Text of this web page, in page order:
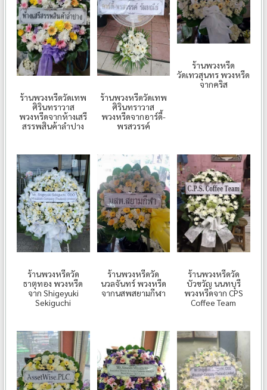
ร้านพวงหรีดวัดเทพ
ศิรินทราวาส
พวงหรีดจากห้างเสรี
สรรพสินค้าลำปาง
ร้านพวงหรีดวัดเทพ
ศิรินทราวาส
พวงหรีดจากอาร์ดี้-
พรสวรรค์
ร้านพวงหรีด
วัดเทวสุนทร พวงหรีด
จากคริส
ร้านพวงหรีดวัด
ธาตุทอง พวงหรีด
จาก Shigeyuki
Sekiguchi
ร้านพวงหรีดวัด
นวลจันทร์ พวงหรีด
จากนสพสยามกีฬา
ร้านพวงหรีดวัด
บัวขวัญ นนทบุรี
พวงหรีดจาก CPS
Coffee Team